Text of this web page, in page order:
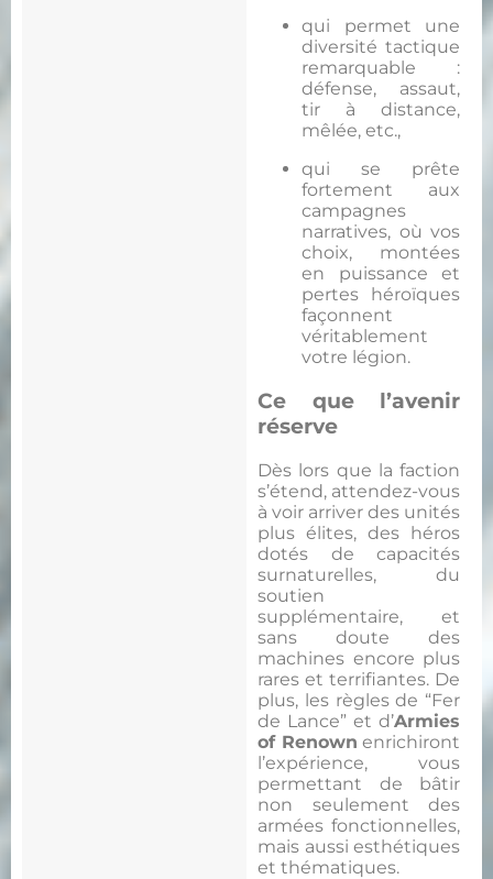
qui permet une
diversité tactique
remarquable :
défense, assaut,
tir à distance,
mêlée, etc.,
qui se prête
fortement aux
campagnes
narratives, où vos
choix, montées
en puissance et
pertes héroïques
façonnent
véritablement
votre légion.
Ce que l’avenir
réserve
Dès lors que la faction
s’étend, attendez-vous
à voir arriver des unités
plus élites, des héros
dotés de capacités
surnaturelles, du
soutien
supplémentaire, et
sans doute des
machines encore plus
rares et terrifiantes. De
plus, les règles de “Fer
de Lance” et d’Armies
of Renown enrichiront
l’expérience, vous
permettant de bâtir
non seulement des
armées fonctionnelles,
mais aussi esthétiques
et thématiques.